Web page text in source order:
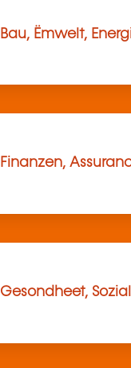
Bau, Ëmwelt,
Finanzen,
Gesondheet,